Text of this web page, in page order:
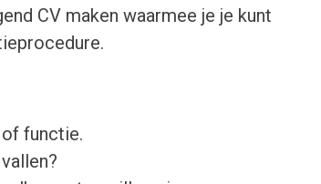
CV maken waarmee je je kunt
functie.